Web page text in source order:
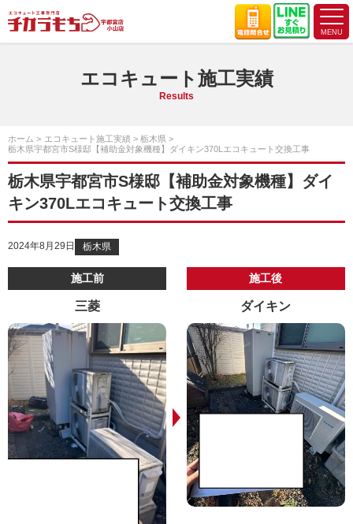
エコキュート施工実績
Results
ホーム エコキュート施工実績
栃木県
栃木県宇都宮市S様邸【補助金対象機種】ダイキン370Lエコキュート交換工事
栃木県宇都宮市S様邸【補助金対象機種】ダイ
キン370Lエコキュート交換工事
2024年8月29日 栃木県
施工前
三菱
施工後
ダイキン